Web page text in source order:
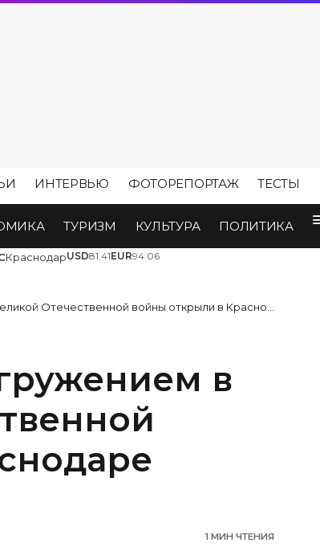
ИНТЕРВЬЮ ФОТОРЕПОРТАЖ ТЕСТЫ
ТУРИЗМ КУЛЬТУРА ПОЛИТИКА
КраснодарUSD81.41EUR94.06
Отечественной войны открыли в Краснодаре
в
1 МИН ЧТЕНИЯ